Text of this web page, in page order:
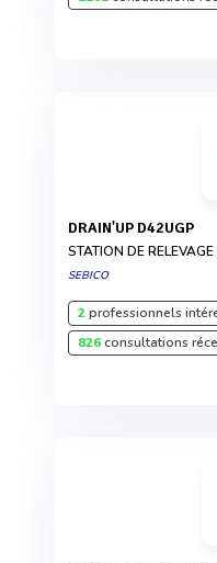
DRAIN'UP D42UGP
STATION DE
SEBICO
2professionnels
826consultations